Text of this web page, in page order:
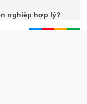
nghiệp hợp lý?